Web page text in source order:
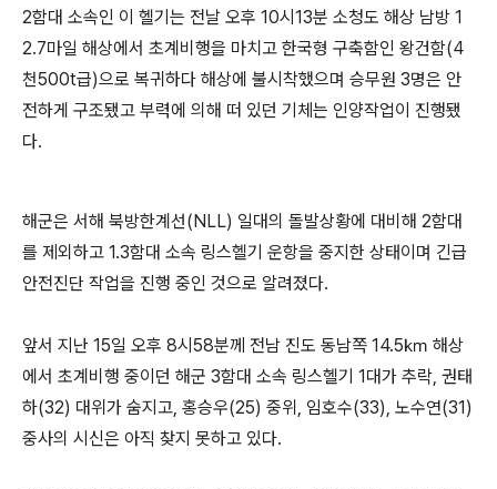
2함대 소속인 이 헬기는 전날 오후 10시13분 소청도 해상 남방 1
2.7마일 해상에서 초계비행을 마치고 한국형 구축함인 왕건함(4
천500t급)으로 복귀하다 해상에 불시착했으며 승무원 3명은 안
전하게 구조됐고 부력에 의해 떠 있던 기체는 인양작업이 진행됐
다.
해군은 서해 북방한계선(NLL) 일대의 돌발상황에 대비해 2함대
를 제외하고 1.3함대 소속 링스헬기 운항을 중지한 상태이며 긴급
안전진단 작업을 진행 중인 것으로 알려졌다.
앞서 지난 15일 오후 8시58분께 전남 진도 동남쪽 14.5㎞ 해상
에서 초계비행 중이던 해군 3함대 소속 링스헬기 1대가 추락, 권태
하(32) 대위가 숨지고, 홍승우(25) 중위, 임호수(33), 노수연(31)
중사의 시신은 아직 찾지 못하고 있다.